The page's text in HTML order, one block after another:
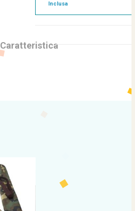
Inclusa
Caratteristica